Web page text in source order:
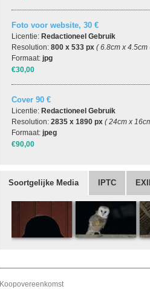
Foto voor website, 30 €
Licentie: Redactioneel Gebruik
Resolution: 800 x 533 px ( 6.8cm x 4.5cm
Formaat: jpg
€30,00
Cover 90 €
Licentie: Redactioneel Gebruik
Resolution: 2835 x 1890 px ( 24cm x
Formaat: jpeg
€90,00
Soortgelijke Media IPTC
Koopovereenkomst